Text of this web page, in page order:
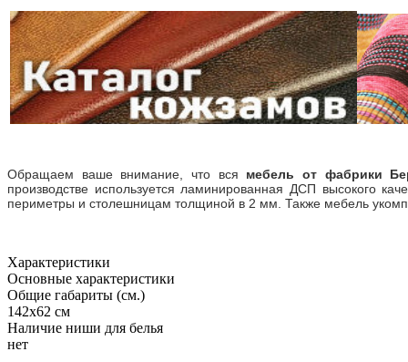
Обращаем ваше внимание, что вся мебель от фабрики
производстве используется ламинированная ДСП высокого
периметры и столешницам толщиной в 2 мм. Также мебель
Характеристики
Основные характеристики
Общие габариты (см.)
142х62 см
Наличие ниши для белья
нет